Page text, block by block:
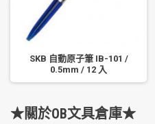
SKB 自動原子筆 IB-101 /
0.5mm / 12 入
★關於OB文具倉庫★